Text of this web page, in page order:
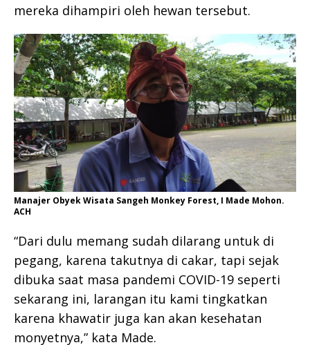
mereka dihampiri oleh hewan tersebut.
Manajer Obyek Wisata Sangeh Monkey Forest, I Made Mohon.
ACH
“Dari dulu memang sudah dilarang untuk di
pegang, karena takutnya di cakar, tapi sejak
dibuka saat masa pandemi COVID-19 seperti
sekarang ini, larangan itu kami tingkatkan
karena khawatir juga kan akan kesehatan
monyetnya,” kata Made.